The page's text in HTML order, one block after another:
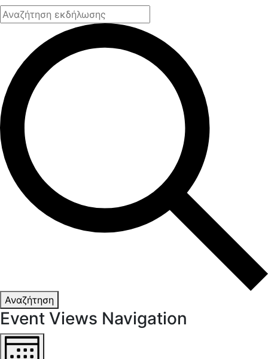
Αναζήτηση
Event Views Navigation